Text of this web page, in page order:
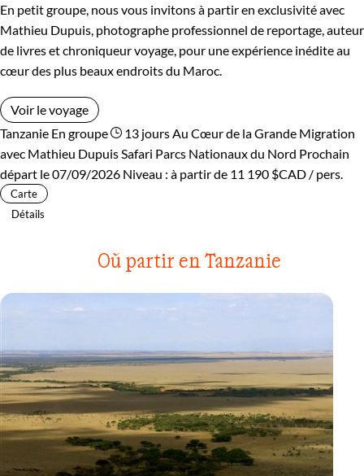
En petit groupe, nous vous invitons à partir en exclusivité avec
Mathieu Dupuis, photographe professionnel de reportage, auteur
de livres et chroniqueur voyage, pour une expérience inédite au
cœur des plus beaux endroits du Maroc.
Voir le voyage
Tanzanie En groupe 13 jours Au Cœur de la Grande Migration
avec Mathieu Dupuis Safari Parcs Nationaux du Nord Prochain
départ le 07/09/2026 Niveau : à partir de 11 190 $CAD / pers.
Carte
Détails
Où partir en Tanzanie